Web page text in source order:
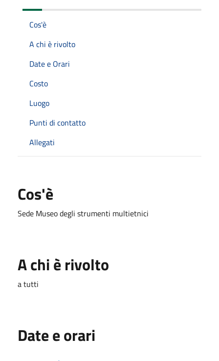
Cos'è
A chi è rivolto
Date e Orari
Costo
Luogo
Punti di contatto
Allegati
Cos'è
Sede Museo degli strumenti multietnici
A chi è rivolto
a tutti
Date e orari